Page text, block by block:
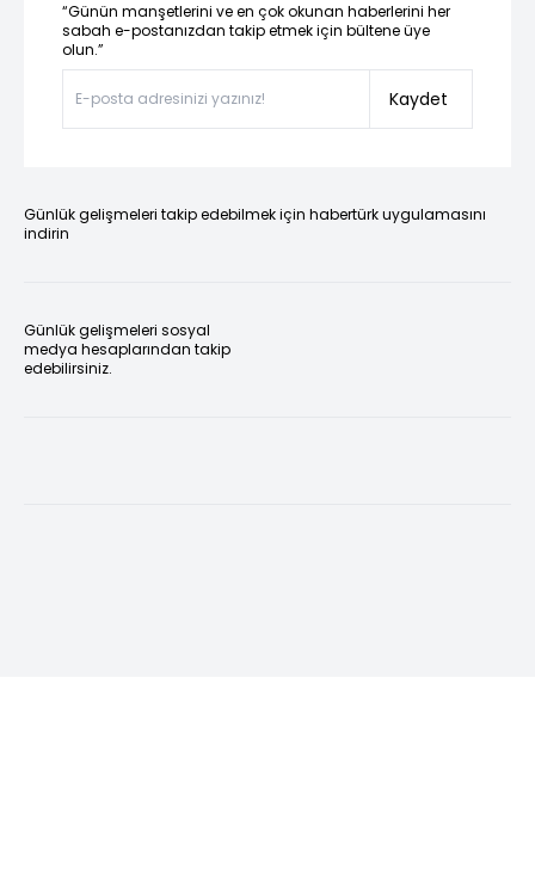
“Günün manşetlerini ve en çok okunan haberlerini her
sabah e-postanızdan takip etmek için bültene üye
olun.”
Kaydet
Günlük gelişmeleri takip edebilmek için habertürk uygulamasını
indirin
Günlük gelişmeleri sosyal
medya hesaplarından takip
edebilirsiniz.